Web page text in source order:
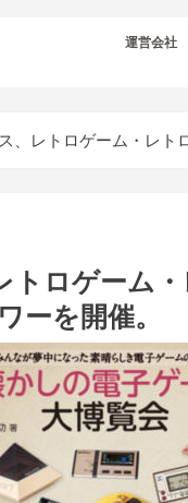
運営会社
、レトロゲーム・レト
トロゲーム
ーを開催。